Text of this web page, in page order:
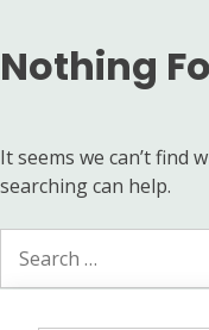
Nothing
It seems we can’t find
searching can help.
for: